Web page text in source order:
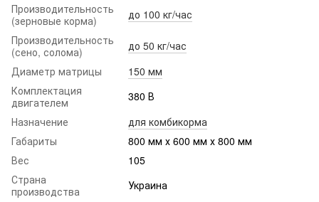
Производительность
(зерновые корма)
до 100 кг/час
Производительность
(сено, солома)
до 50 кг/час
Диаметр матрицы
150 мм
Комплектация
двигателем
380 В
Назначение
для комбикорма
Габариты
800 мм х 600 мм х 800 мм
Вес
105
Страна
производства
Украина